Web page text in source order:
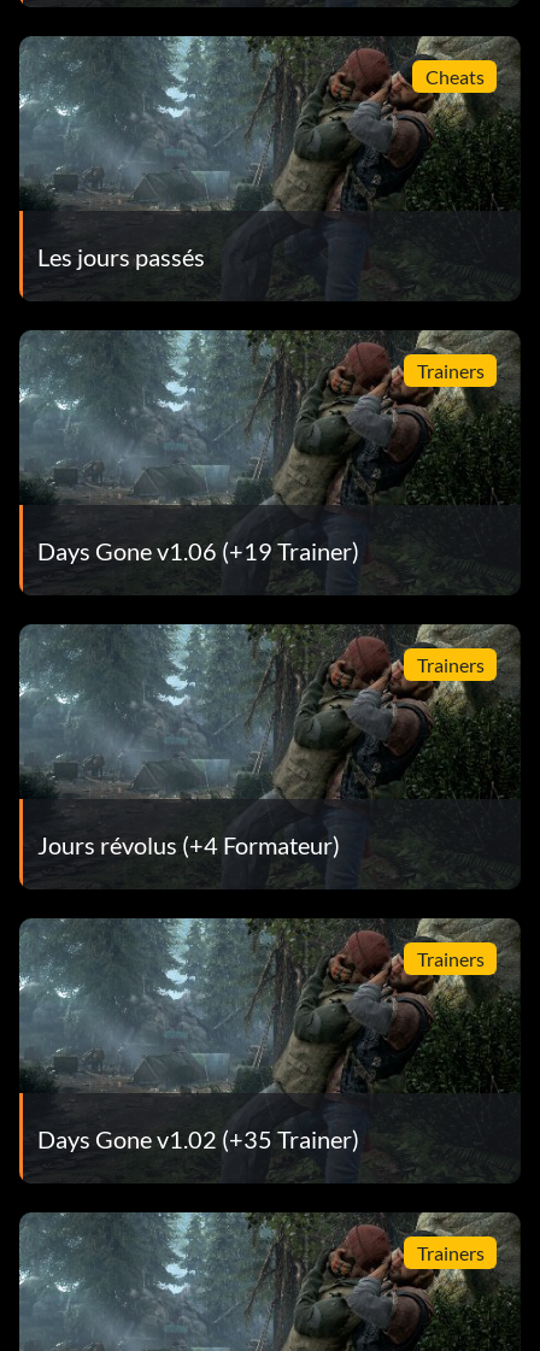
Cheats
Les jours passés
Trainers
Days Gone v1.06 (+19 Trainer)
Trainers
Jours révolus (+4 Formateur)
Trainers
Days Gone v1.02 (+35 Trainer)
Trainers